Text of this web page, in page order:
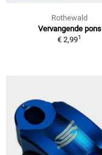
Rothewald
Vervangende pons
€ 2,991